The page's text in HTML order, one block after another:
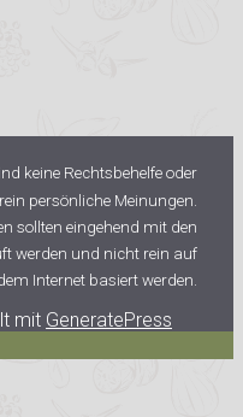
keine Rechtsbehelfe oder
persönliche Meinungen.
sollten eingehend mit den
werden und nicht rein auf
Internet basiert werden.
mit GeneratePress